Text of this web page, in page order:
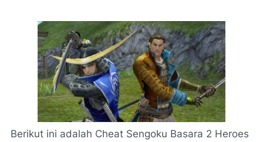
Berikut ini adalah Cheat Sengoku Basara 2 Heroes